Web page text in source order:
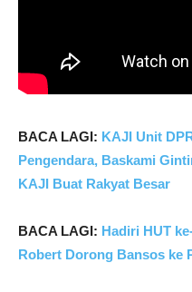
BACA LAGI: KAJI Unit
Pengendara, Baskami
KAJI Buat Rakyat Besar
BACA LAGI: Hadiri HUT
Robert Dorong Bansos ke